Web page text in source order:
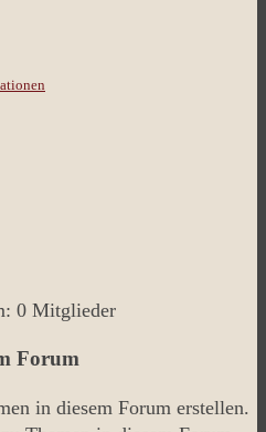
0 Mitglieder
Forum
in diesem Forum erstellen.